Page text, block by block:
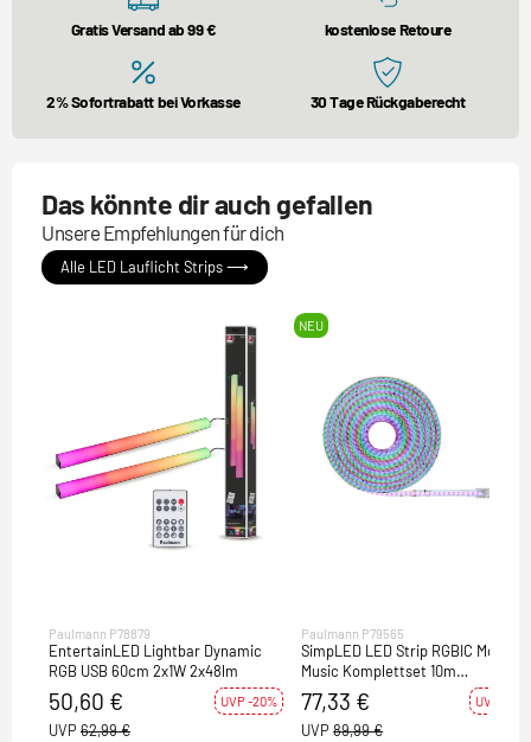
Gratis Versand ab 99 € kostenlose Retoure
2% Sofortrabatt bei Vorkasse 30 Tage Rückgaberecht
Das könnte dir auch gefallen
Unsere Empfehlungen für dich
Alle LED Lauflicht Strips ⟶
Paulmann P78879
EntertainLED Lightbar Dynamic
RGB USB 60cm 2x1W 2x48lm
50,60 € UVP -20%
UVP 62,99 €
NEU
Paulmann P79565
SimpLED LED Strip RGBIC Motion
Music Komplettset 10m
beschichtet 32W 130lm/m 420
LEDs/m RGB 36VA
77,33 € UVP -14%
UVP 89,99 €